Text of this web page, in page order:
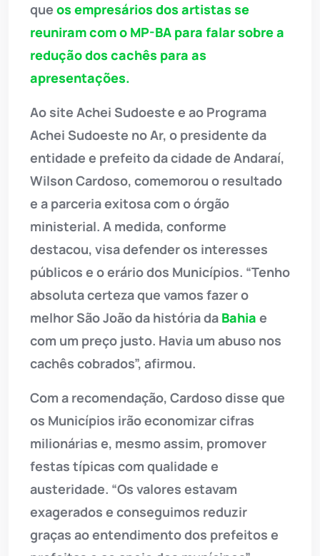
que os empresários dos artistas se
reuniram com o MP-BA para falar sobre a
redução dos cachês para as
apresentações.
Ao site Achei Sudoeste e ao Programa
Achei Sudoeste no Ar, o presidente da
entidade e prefeito da cidade de Andaraí,
Wilson Cardoso, comemorou o resultado
e a parceria exitosa com o órgão
ministerial. A medida, conforme
destacou, visa defender os interesses
públicos e o erário dos Municípios. “Tenho
absoluta certeza que vamos fazer o
melhor São João da história da Bahia e
com um preço justo. Havia um abuso nos
cachês cobrados”, afirmou.
Com a recomendação, Cardoso disse que
os Municípios irão economizar cifras
milionárias e, mesmo assim, promover
festas típicas com qualidade e
austeridade. “Os valores estavam
exagerados e conseguimos reduzir
graças ao entendimento dos prefeitos e